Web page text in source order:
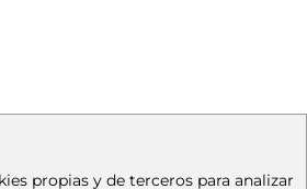
propias y de terceros para analizar